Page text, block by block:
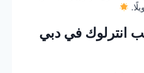
انترلوك في دبي